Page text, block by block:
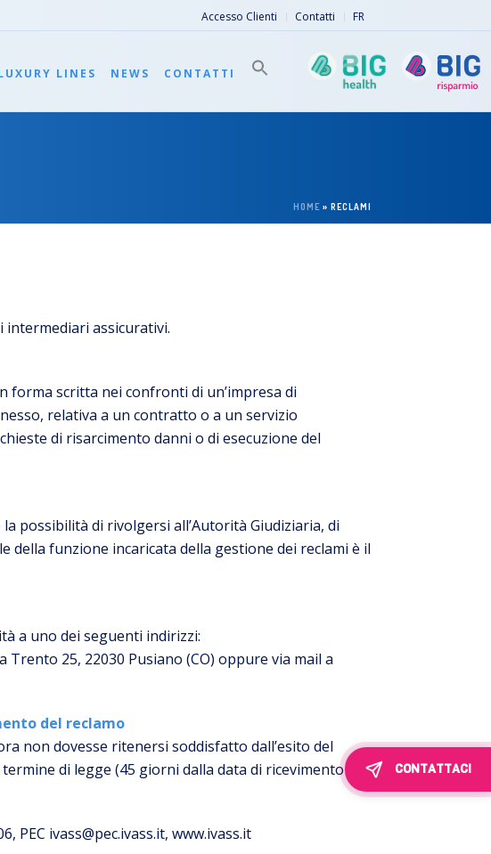
Accesso Clienti Contatti FR
LINES NEWS CONTATTI
HOME » RECLAMI
intermediari assicurativi.
forma scritta nei confronti di un’impresa di
relativa a un contratto o a un servizio
di risarcimento danni o di esecuzione del
possibilità di rivolgersi all’Autorità Giudiziaria, di
della funzione incaricata della gestione dei reclami è il
a uno dei seguenti indirizzi:
Trento 25, 22030 Pusiano (CO) oppure via mail a
del reclamo
non dovesse ritenersi soddisfatto dall’esito del
di legge (45 giorni dalla data di ricevimento del
PEC ivass@pec.ivass.it, www.ivass.it
CONTATTACI